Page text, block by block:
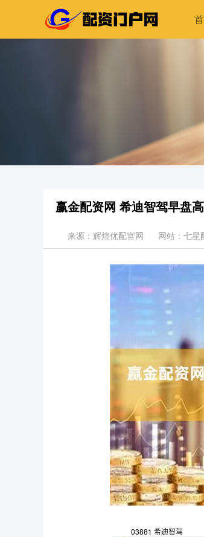
赢金配资网 希迪智驾早盘
来源：辉煌优配官网 网站：七星